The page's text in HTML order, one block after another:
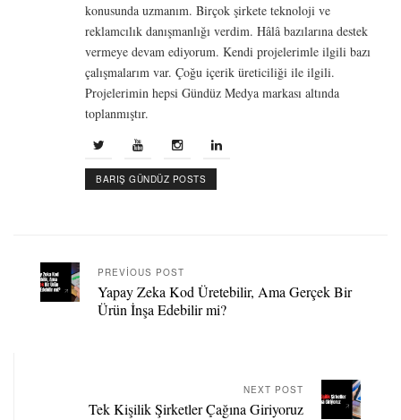
konusunda uzmanım. Birçok şirkete teknoloji ve
reklamcılık danışmanlığı verdim. Hâlâ bazılarına destek
vermeye devam ediyorum. Kendi projelerimle ilgili bazı
çalışmalarım var. Çoğu içerik üreticiliği ile ilgili.
Projelerimin hepsi Gündüz Medya markası altında
toplanmıştır.
BARIŞ GÜNDÜZ POSTS
PREVIOUS POST
Yapay Zeka Kod Üretebilir, Ama Gerçek Bir
Ürün İnşa Edebilir mi?
NEXT POST
Tek Kişilik Şirketler Çağına Giriyoruz